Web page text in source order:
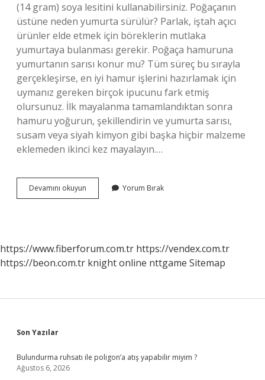
(14 gram) soya lesitini kullanabilirsiniz. Poğaçanın
üstüne neden yumurta sürülür? Parlak, iştah açıcı
ürünler elde etmek için böreklerin mutlaka
yumurtaya bulanması gerekir. Poğaça hamuruna
yumurtanın sarısı konur mu? Tüm süreç bu sırayla
gerçekleşirse, en iyi hamur işlerini hazırlamak için
uymanız gereken birçok ipucunu fark etmiş
olursunuz. İlk mayalanma tamamlandıktan sonra
hamuru yoğurun, şekillendirin ve yumurta sarısı,
susam veya siyah kimyon gibi başka hiçbir malzeme
eklemeden ikinci kez mayalayın.…
Devamını okuyun Poğaçanın
Üzerine
Sürülür
Yorum Bırak
https://www.fiberforum.com.tr https://vendex.com.tr
https://beon.com.tr knight online nttgame Sitemap
Sidebar
Son Yazılar
Bulundurma ruhsatı ile poligon’a atış yapabilir miyim ?
Ağustos 6, 2026